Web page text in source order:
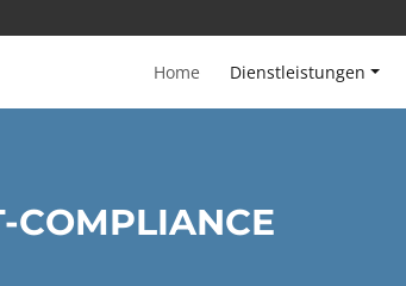
Home Dienstleistungen
COMPLIANCE